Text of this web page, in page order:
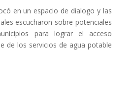
en un espacio de dialogo y las
escucharon sobre potenciales
para lograr el acceso
de los servicios de agua potable